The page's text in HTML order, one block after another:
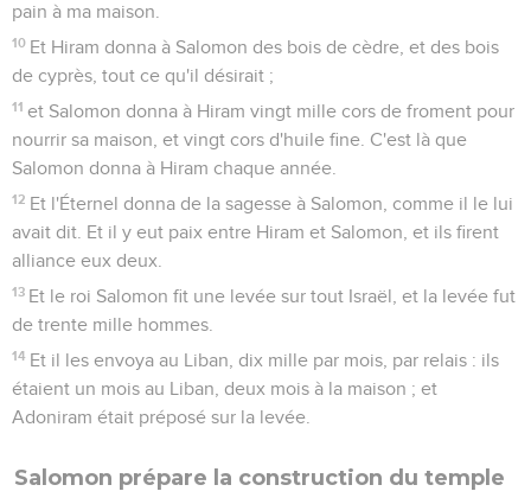
pain à ma maison.
10 Et Hiram donna à Salomon des bois de cèdre, et des bois
de cyprès, tout ce qu'il désirait ;
11 et Salomon donna à Hiram vingt mille cors de froment pour
nourrir sa maison, et vingt cors d'huile fine. C'est là que
Salomon donna à Hiram chaque année.
12 Et l'Éternel donna de la sagesse à Salomon, comme il le lui
avait dit. Et il y eut paix entre Hiram et Salomon, et ils firent
alliance eux deux.
13 Et le roi Salomon fit une levée sur tout Israël, et la levée fut
de trente mille hommes.
14 Et il les envoya au Liban, dix mille par mois, par relais : ils
étaient un mois au Liban, deux mois à la maison ; et
Adoniram était préposé sur la levée.
Salomon prépare la construction du temple